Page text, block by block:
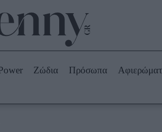
Beauty -
Ομορφιά
Skincare
Μακιγιάζ
Ζώδια Πρόσωπα